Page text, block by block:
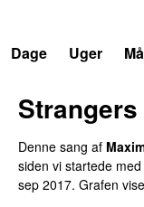
Dage
Uger
Strangers
Denne sang af
siden vi startede
sep 2017. Grafen